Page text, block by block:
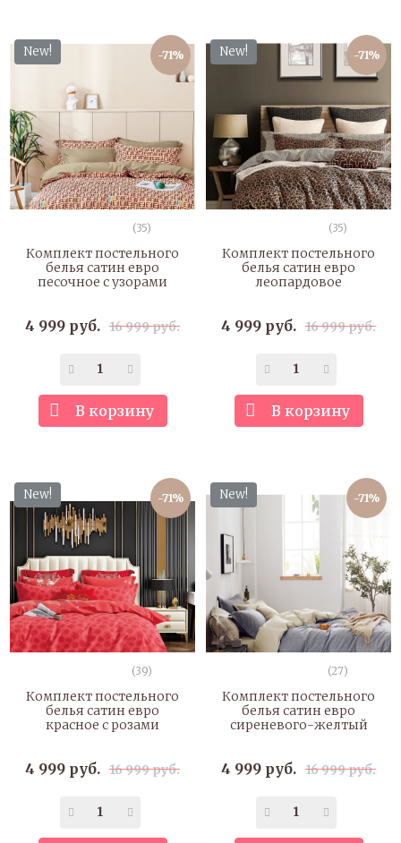
New! -71%
(35)
Комплект постельного
белья сатин евро
песочное с узорами
4 999 руб. 16 999 руб.
В корзину
New! -71%
(35)
Комплект постельного
белья сатин евро
леопардовое
4 999 руб. 16 999 руб.
В корзину
New! -71%
(39)
Комплект постельного
белья сатин евро
красное с розами
4 999 руб. 16 999 руб.
New! -71%
(27)
Комплект постельного
белья сатин евро
сиреневого-желтый
4 999 руб. 16 999 руб.